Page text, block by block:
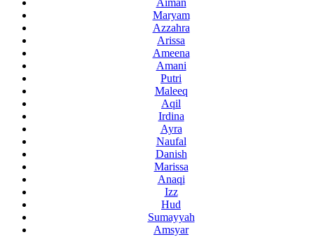
Aiman
Maryam
Azzahra
Arissa
Ameena
Amani
Putri
Maleeq
Aqil
Irdina
Ayra
Naufal
Danish
Marissa
Anaqi
Izz
Hud
Sumayyah
Amsyar